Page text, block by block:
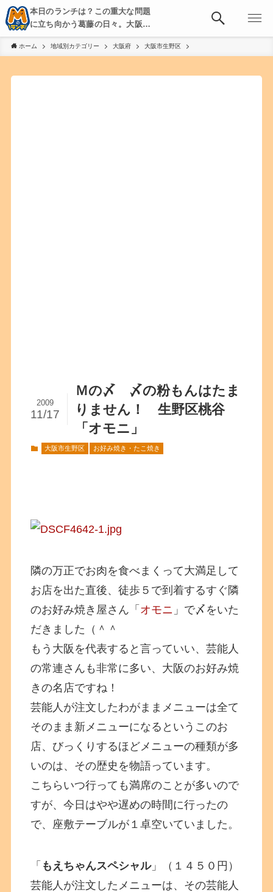
本日のランチは？この重大な問題
に立ち向かう葛藤の日々。大阪・
京都・神戸を中心とした食べ歩
き、飲み歩きを綴る。
ホーム 地域別カテゴリー 大阪府 大阪市生野区
Ｍの〆 〆の粉もんはたま
りません！ 生野区桃谷
「オモニ」
2009
11/17
大阪市生野区 お好み焼き・たこ焼き
隣の万正でお肉を食べまくって大満足して
お店を出た直後、徒歩５で到着するすぐ隣
のお好み焼き屋さん「 オモニ 」で〆をいた
だきました（＾＾
もう大阪を代表すると言っていい、芸能人
の常連さんも非常に多い、大阪のお好み焼
きの名店ですね！
芸能人が注文したわがままメニューは全て
そのまま新メニューになるというこのお
店、びっくりするほどメニューの種類が多
いのは、その歴史を物語っています。
こちらいつ行っても満席のことが多いので
すが、今日はやや遅めの時間に行ったの
で、座敷テーブルが１卓空いていました。
「 もえちゃんスペシャル」（１４５０円）
芸能人が注文したメニューは、その芸能人